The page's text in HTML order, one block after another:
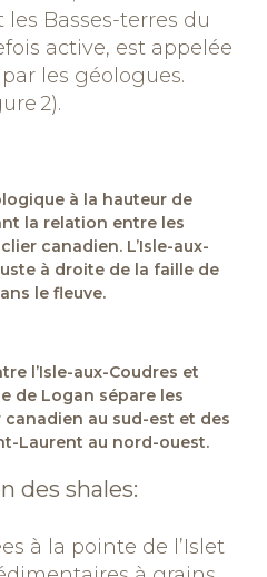
les Basses-terres du
active, est appelée
les géologues.
2).
à la hauteur de
la relation entre les
canadien. L’Isle-aux-
à droite de la faille de
le fleuve.
l’Isle-aux-Coudres et
de Logan sépare les
au sud-est et des
Laurent au nord-ouest.
des shales:
à la pointe de l’Islet